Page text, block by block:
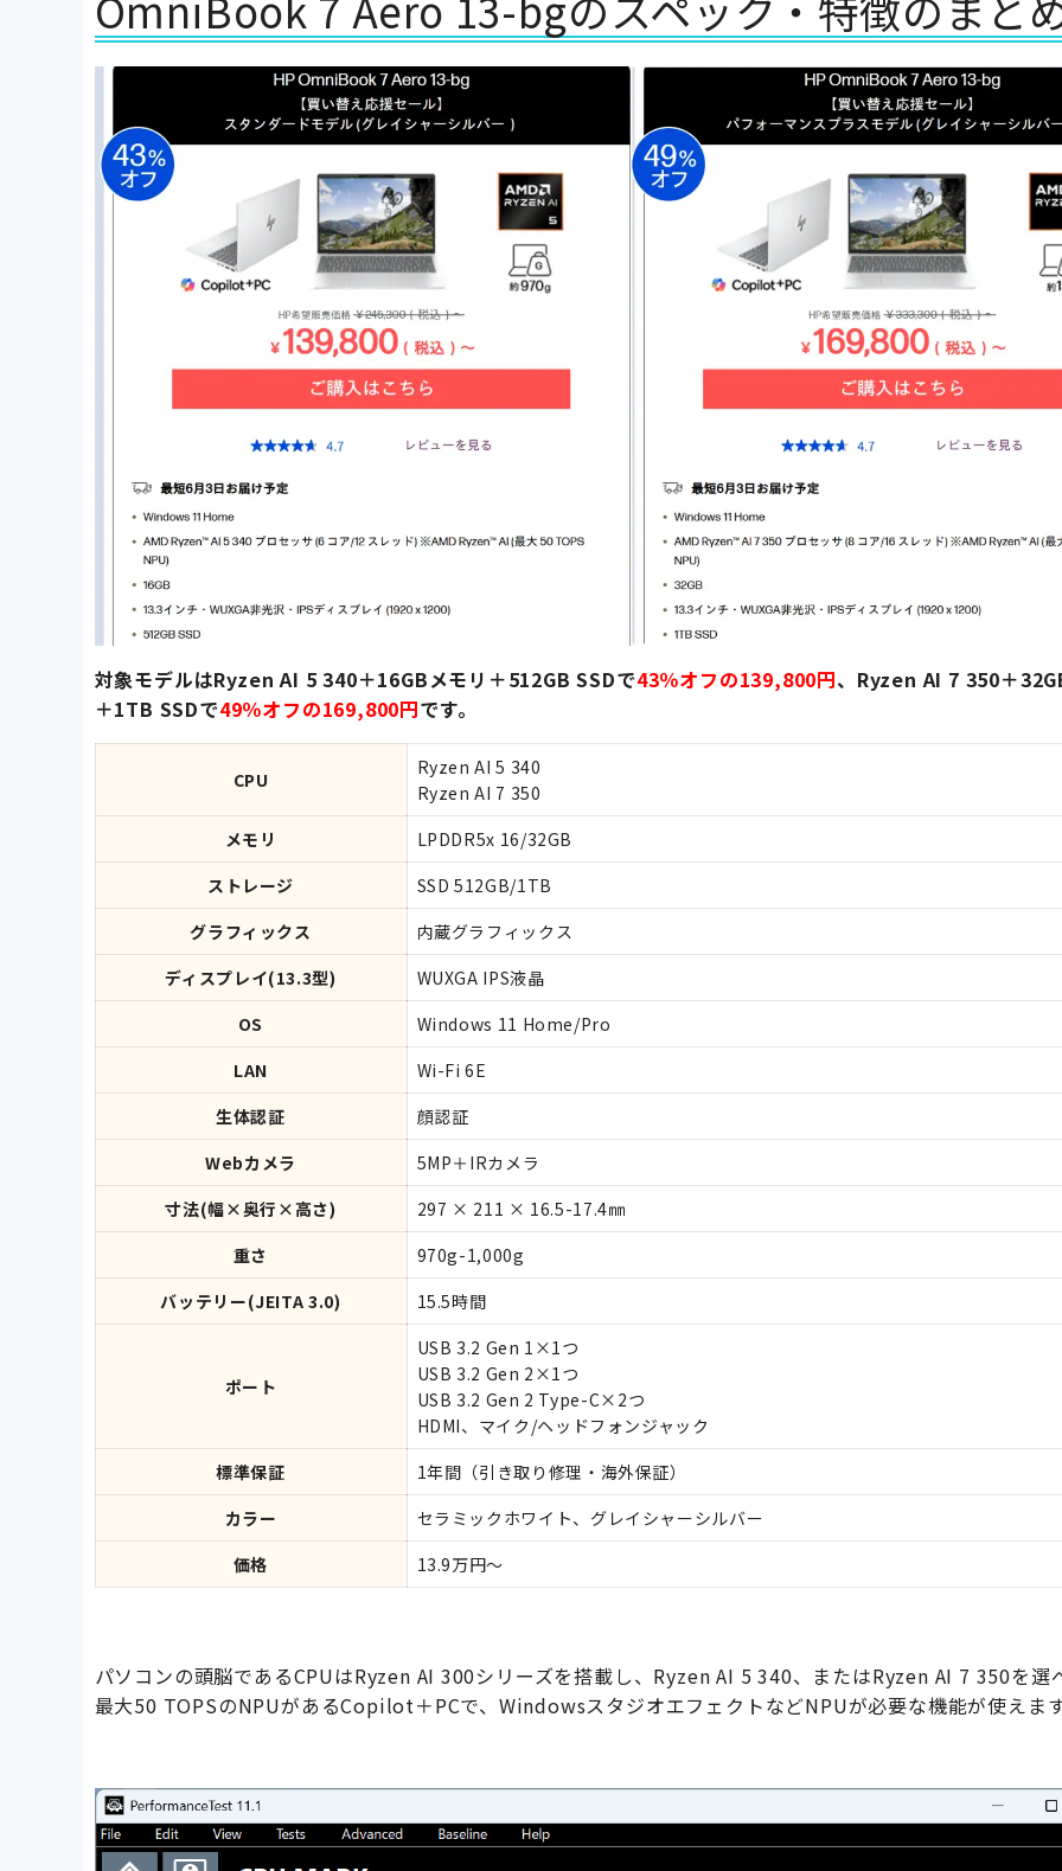
対象モデルはRyzen AI 5 340＋16GBメモリ＋512GB SSDで43％オフの139,800円、Ryzen AI 7 350＋
＋1TB SSDで49％オフの169,800円です。
CPU
Ryzen AI 5 340
Ryzen AI 7 350
メモリ
LPDDR5x 16/32GB
ストレージ
SSD 512GB/1TB
グラフィックス
内蔵グラフィックス
ディスプレイ(13.3型)
WUXGA IPS液晶
OS
Windows 11 Home/Pro
LAN
Wi-Fi 6E
生体認証
顔認証
Webカメラ
5MP＋IRカメラ
寸法(幅×奥行×高さ)
297 × 211 × 16.5-17.4㎜
重さ
970g-1,000g
バッテリー(JEITA 3.0)
15.5時間
ポート
USB 3.2 Gen 1×1つ
USB 3.2 Gen 2×1つ
USB 3.2 Gen 2 Type-C×2つ
HDMI、マイク/ヘッドフォンジャック
標準保証
1年間（引き取り修理・海外保証）
カラー
セラミックホワイト、グレイシャーシルバー
価格
13.9万円～
パソコンの頭脳であるCPUはRyzen AI 300シリーズを搭載し、Ryzen AI 5 340、またはRyzen AI 7 350を選
最大50 TOPSのNPUがあるCopilot＋PCで、WindowsスタジオエフェクトなどNPUが必要な機能が使えま